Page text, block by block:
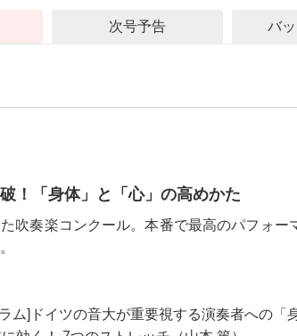
次号予告 バ
！「身体」と「心」の高めかた
吹奏楽コンクール。本番で最高のパフォ
ム]ドイツの音大が重要視する演奏者への「